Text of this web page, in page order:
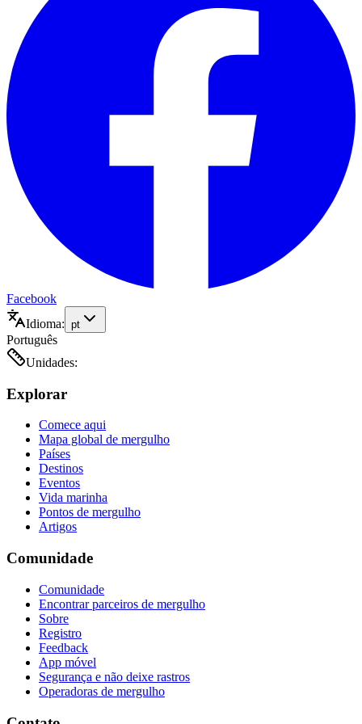
Facebook
Idioma: pt
Português
Unidades:
Explorar
Comece aqui
Mapa global de mergulho
Países
Destinos
Eventos
Vida marinha
Pontos de mergulho
Artigos
Comunidade
Comunidade
Encontrar parceiros de mergulho
Sobre
Registro
Feedback
App móvel
Segurança e não deixe rastros
Operadoras de mergulho